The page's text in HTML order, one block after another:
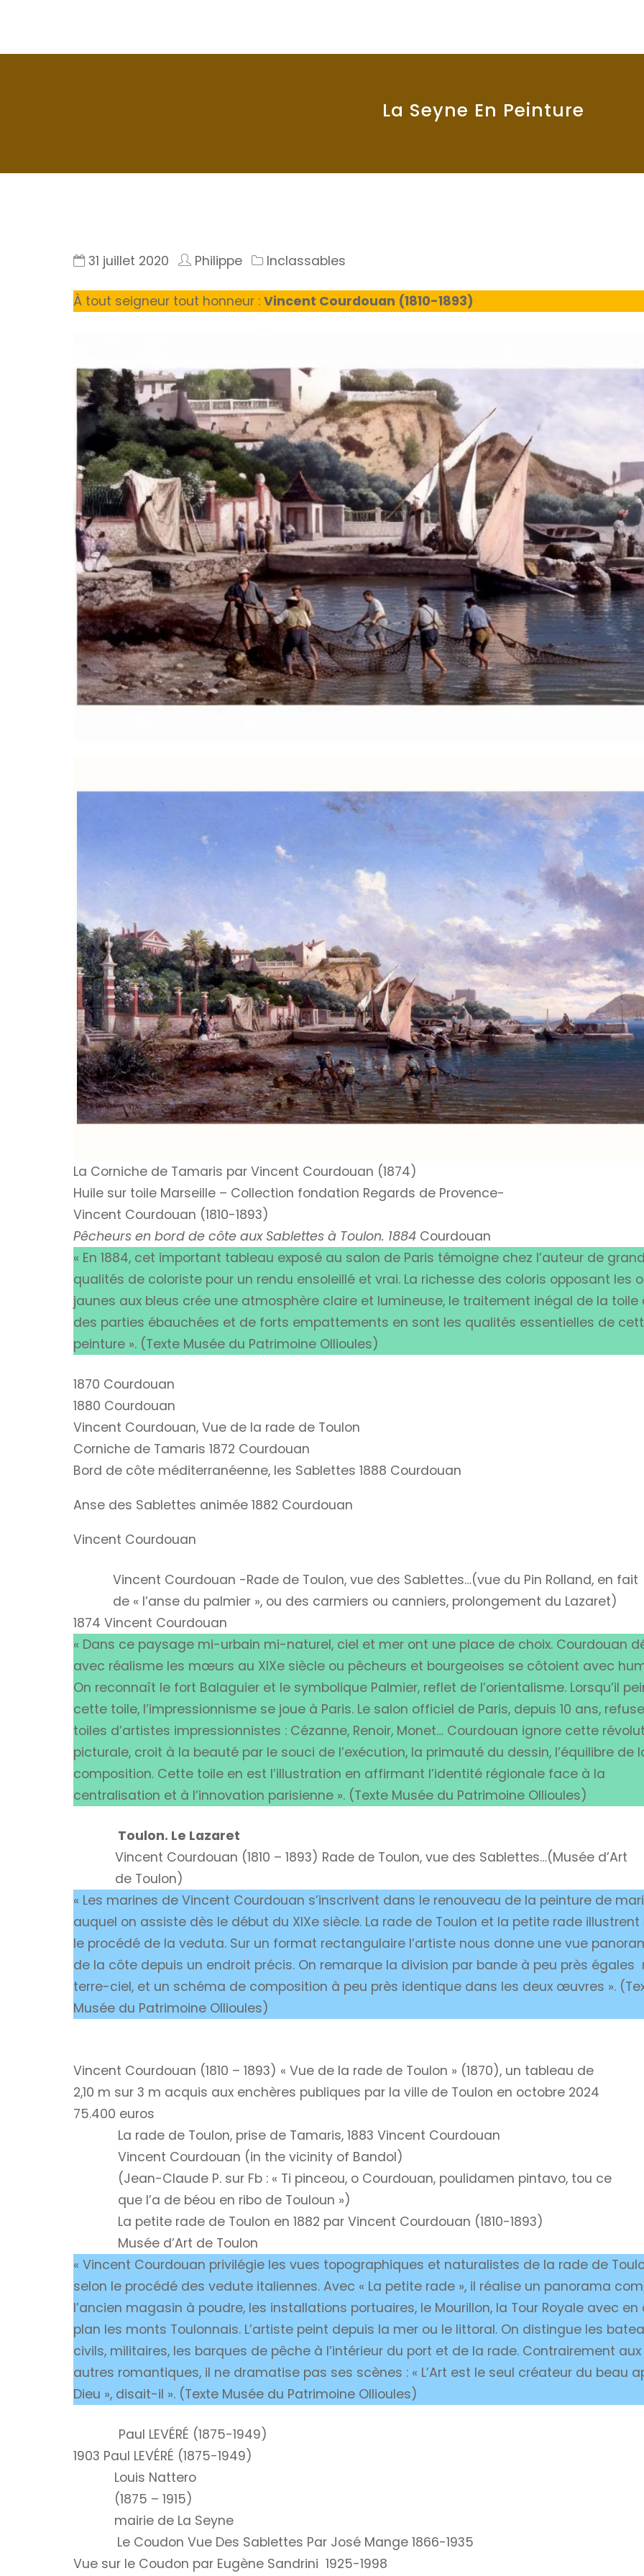
La Seyne En Peinture
31 juillet 2020 Philippe Inclassables
À tout seigneur tout honneur : Vincent Courdouan (1810-1893)
La Corniche de Tamaris par Vincent Courdouan (1874)
Huile sur toile Marseille – Collection fondation Regards de Provence-
Vincent Courdouan (1810-1893)
Pêcheurs en bord de côte aux Sablettes à Toulon. 1884 Courdouan
« En 1884, cet important tableau exposé au salon de Paris témoigne chez l’auteur de
qualités de coloriste pour un rendu ensoleillé et vrai. La richesse des coloris opposant les
jaunes aux bleus crée une atmosphère claire et lumineuse, le traitement inégal de la toile
des parties ébauchées et de forts empattements en sont les qualités essentielles de
peinture ». (Texte Musée du Patrimoine Ollioules)
1870 Courdouan
1880 Courdouan
Vincent Courdouan, Vue de la rade de Toulon
Corniche de Tamaris 1872 Courdouan
Bord de côte méditerranéenne, les Sablettes 1888 Courdouan
Anse des Sablettes animée 1882 Courdouan
Vincent Courdouan
Vincent Courdouan -Rade de Toulon, vue des Sablettes…(vue du Pin Rolland, en fait
de « l’anse du palmier », ou des carmiers ou canniers, prolongement du Lazaret)
1874 Vincent Courdouan
« Dans ce paysage mi-urbain mi-naturel, ciel et mer ont une place de choix. Courdouan
avec réalisme les mœurs au XIXe siècle ou pêcheurs et bourgeoises se côtoient avec
On reconnaît le fort Balaguier et le symbolique Palmier, reflet de l’orientalisme. Lorsqu’il
cette toile, l’impressionnisme se joue à Paris. Le salon officiel de Paris, depuis 10 ans,
toiles d’artistes impressionnistes : Cézanne, Renoir, Monet… Courdouan ignore cette
picturale, croit à la beauté par le souci de l’exécution, la primauté du dessin, l’équilibre de
composition. Cette toile en est l’illustration en affirmant l’identité régionale face à la
centralisation et à l’innovation parisienne ». (Texte Musée du Patrimoine Ollioules)
Toulon. Le Lazaret
Vincent Courdouan (1810 – 1893) Rade de Toulon, vue des Sablettes…(Musée d’Art
de Toulon)
« Les marines de Vincent Courdouan s’inscrivent dans le renouveau de la peinture de
auquel on assiste dès le début du XIXe siècle. La rade de Toulon et la petite rade illustrent
le procédé de la veduta. Sur un format rectangulaire l’artiste nous donne une vue
de la côte depuis un endroit précis. On remarque la division par bande à peu près égales
terre-ciel, et un schéma de composition à peu près identique dans les deux œuvres ».
Musée du Patrimoine Ollioules)
Vincent Courdouan (1810 – 1893) « Vue de la rade de Toulon » (1870), un tableau de
2,10 m sur 3 m acquis aux enchères publiques par la ville de Toulon en octobre 2024
75.400 euros
La rade de Toulon, prise de Tamaris, 1883 Vincent Courdouan
Vincent Courdouan (in the vicinity of Bandol)
(Jean-Claude P. sur Fb : « Ti pinceou, o Courdouan, poulidamen pintavo, tou ce
que l’a de béou en ribo de Touloun »)
La petite rade de Toulon en 1882 par Vincent Courdouan (1810-1893)
Musée d’Art de Toulon
« Vincent Courdouan privilégie les vues topographiques et naturalistes de la rade de
selon le procédé des vedute italiennes. Avec « La petite rade », il réalise un panorama
l’ancien magasin à poudre, les installations portuaires, le Mourillon, la Tour Royale avec en
plan les monts Toulonnais. L’artiste peint depuis la mer ou le littoral. On distingue les
civils, militaires, les barques de pêche à l’intérieur du port et de la rade. Contrairement aux
autres romantiques, il ne dramatise pas ses scènes : « L’Art est le seul créateur du beau
Dieu », disait-il ». (Texte Musée du Patrimoine Ollioules)
Paul LEVÉRÉ (1875-1949)
1903 Paul LEVÉRÉ (1875-1949)
Louis Nattero
(1875 – 1915)
mairie de La Seyne
Le Coudon Vue Des Sablettes Par José Mange 1866-1935
Vue sur le Coudon par Eugène Sandrini 1925-1998